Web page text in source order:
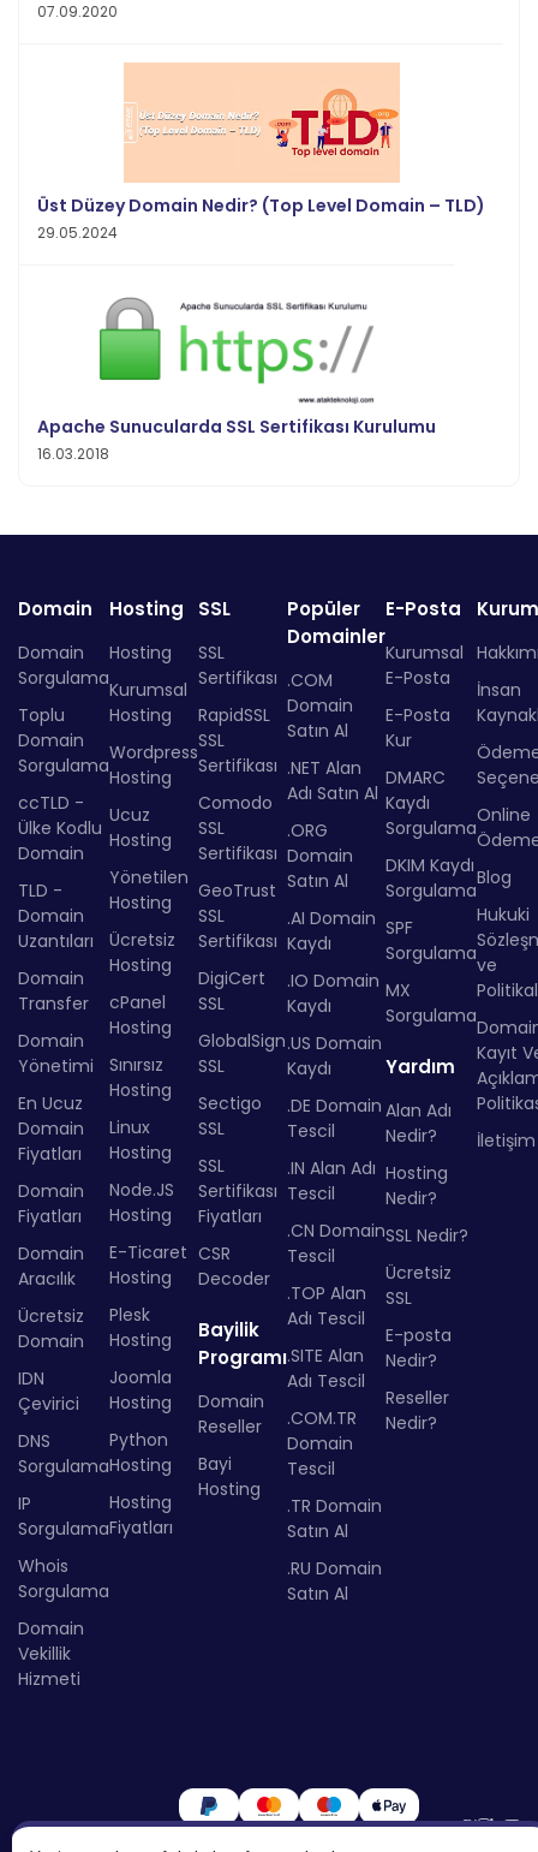
07.09.2020
Üst Düzey Domain Nedir? (Top Level Domain – TLD)
29.05.2024
Apache Sunucularda SSL Sertifikası Kurulumu
16.03.2018
Domain
Domain
Sorgulama
Toplu
Domain
Sorgulama
ccTLD -
Ülke Kodlu
Domain
TLD -
Domain
Uzantıları
Domain
Transfer
Domain
Yönetimi
En Ucuz
Domain
Fiyatları
Domain
Fiyatları
Domain
Aracılık
Ücretsiz
Domain
IDN
Çevirici
DNS
Sorgulama
IP
Sorgulama
Whois
Sorgulama
Domain
Vekillik
Hizmeti
Hosting
Hosting
Kurumsal
Hosting
Wordpress
Hosting
Ucuz
Hosting
Yönetilen
Hosting
Ücretsiz
Hosting
cPanel
Hosting
Sınırsız
Hosting
Linux
Hosting
Node.JS
Hosting
E-Ticaret
Hosting
Plesk
Hosting
Joomla
Hosting
Python
Hosting
Hosting
Fiyatları
SSL
SSL
Sertifikası
RapidSSL
SSL
Sertifikası
Comodo
SSL
Sertifikası
GeoTrust
SSL
Sertifikası
DigiCert
SSL
GlobalSign
SSL
Sectigo
SSL
SSL
Sertifikası
Fiyatları
CSR
Decoder
Bayilik
Programı
Domain
Reseller
Bayi
Hosting
Popüler
Domainler
.COM
Domain
Satın Al
.NET Alan
Adı Satın Al
.ORG
Domain
Satın Al
.AI Domain
Kaydı
.IO Domain
Kaydı
.US Domain
Kaydı
.DE Domain
Tescil
.IN Alan Adı
Tescil
.CN Domain
Tescil
.TOP Alan
Adı Tescil
.SITE Alan
Adı Tescil
.COM.TR
Domain
Tescil
.TR Domain
Satın Al
.RU Domain
Satın Al
E-Posta
Kurumsal
E-Posta
E-Posta
Kur
DMARC
Kaydı
Sorgulama
DKIM Kaydı
Sorgulama
SPF
Sorgulama
MX
Sorgulama
Yardım
Alan Adı
Nedir?
Hosting
Nedir?
SSL Nedir?
Ücretsiz
SSL
E-posta
Nedir?
Reseller
Nedir?
İnsan
Online
Blog
Hukuki
ve
Kayıt
İletişim